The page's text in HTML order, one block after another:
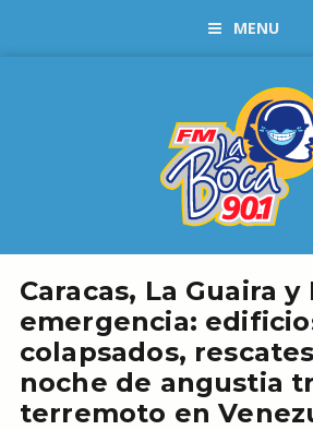
MENU
Caracas, La Guaira
emergencia:
colapsados,
noche de angustia
terremoto en